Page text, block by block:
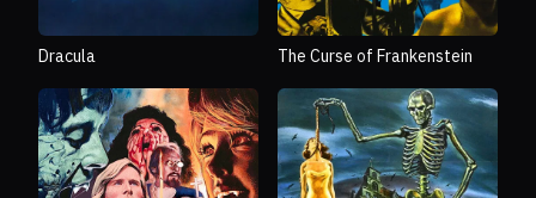
Dracula The Curse of Frankenstein